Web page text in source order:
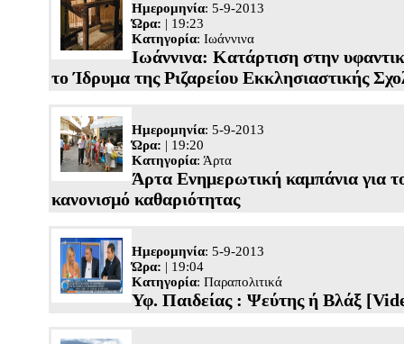
Ημερομηνία: 5-9-2013
Ώρα: | 19:23
Κατηγορία: Ιωάννινα
Ιωάννινα: Κατάρτιση στην
το Ίδρυμα της Ριζαρείου Εκκλησιαστικής
Ημερομηνία: 5-9-2013
Ώρα: | 19:20
Κατηγορία: Άρτα
Άρτα Ενημερωτική καμπάνια για
κανονισμό καθαριότητας
Ημερομηνία: 5-9-2013
Ώρα: | 19:04
Κατηγορία: Παραπολιτικά
Υφ. Παιδείας : Ψεύτης ή Βλάξ